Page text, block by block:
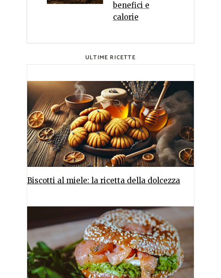
benefici e
calorie
ULTIME RICETTE
Biscotti al miele: la ricetta della dolcezza